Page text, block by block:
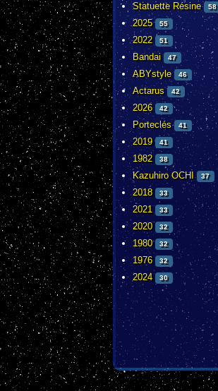
Statuette Résine 58
2025 55
2022 51
Bandai 47
ABYstyle 46
Actarus 42
2026 42
Porteclés 41
2019 41
1982 38
Kazuhiro OCHI 37
2018 33
2021 33
2020 32
1980 32
1976 32
2024 30